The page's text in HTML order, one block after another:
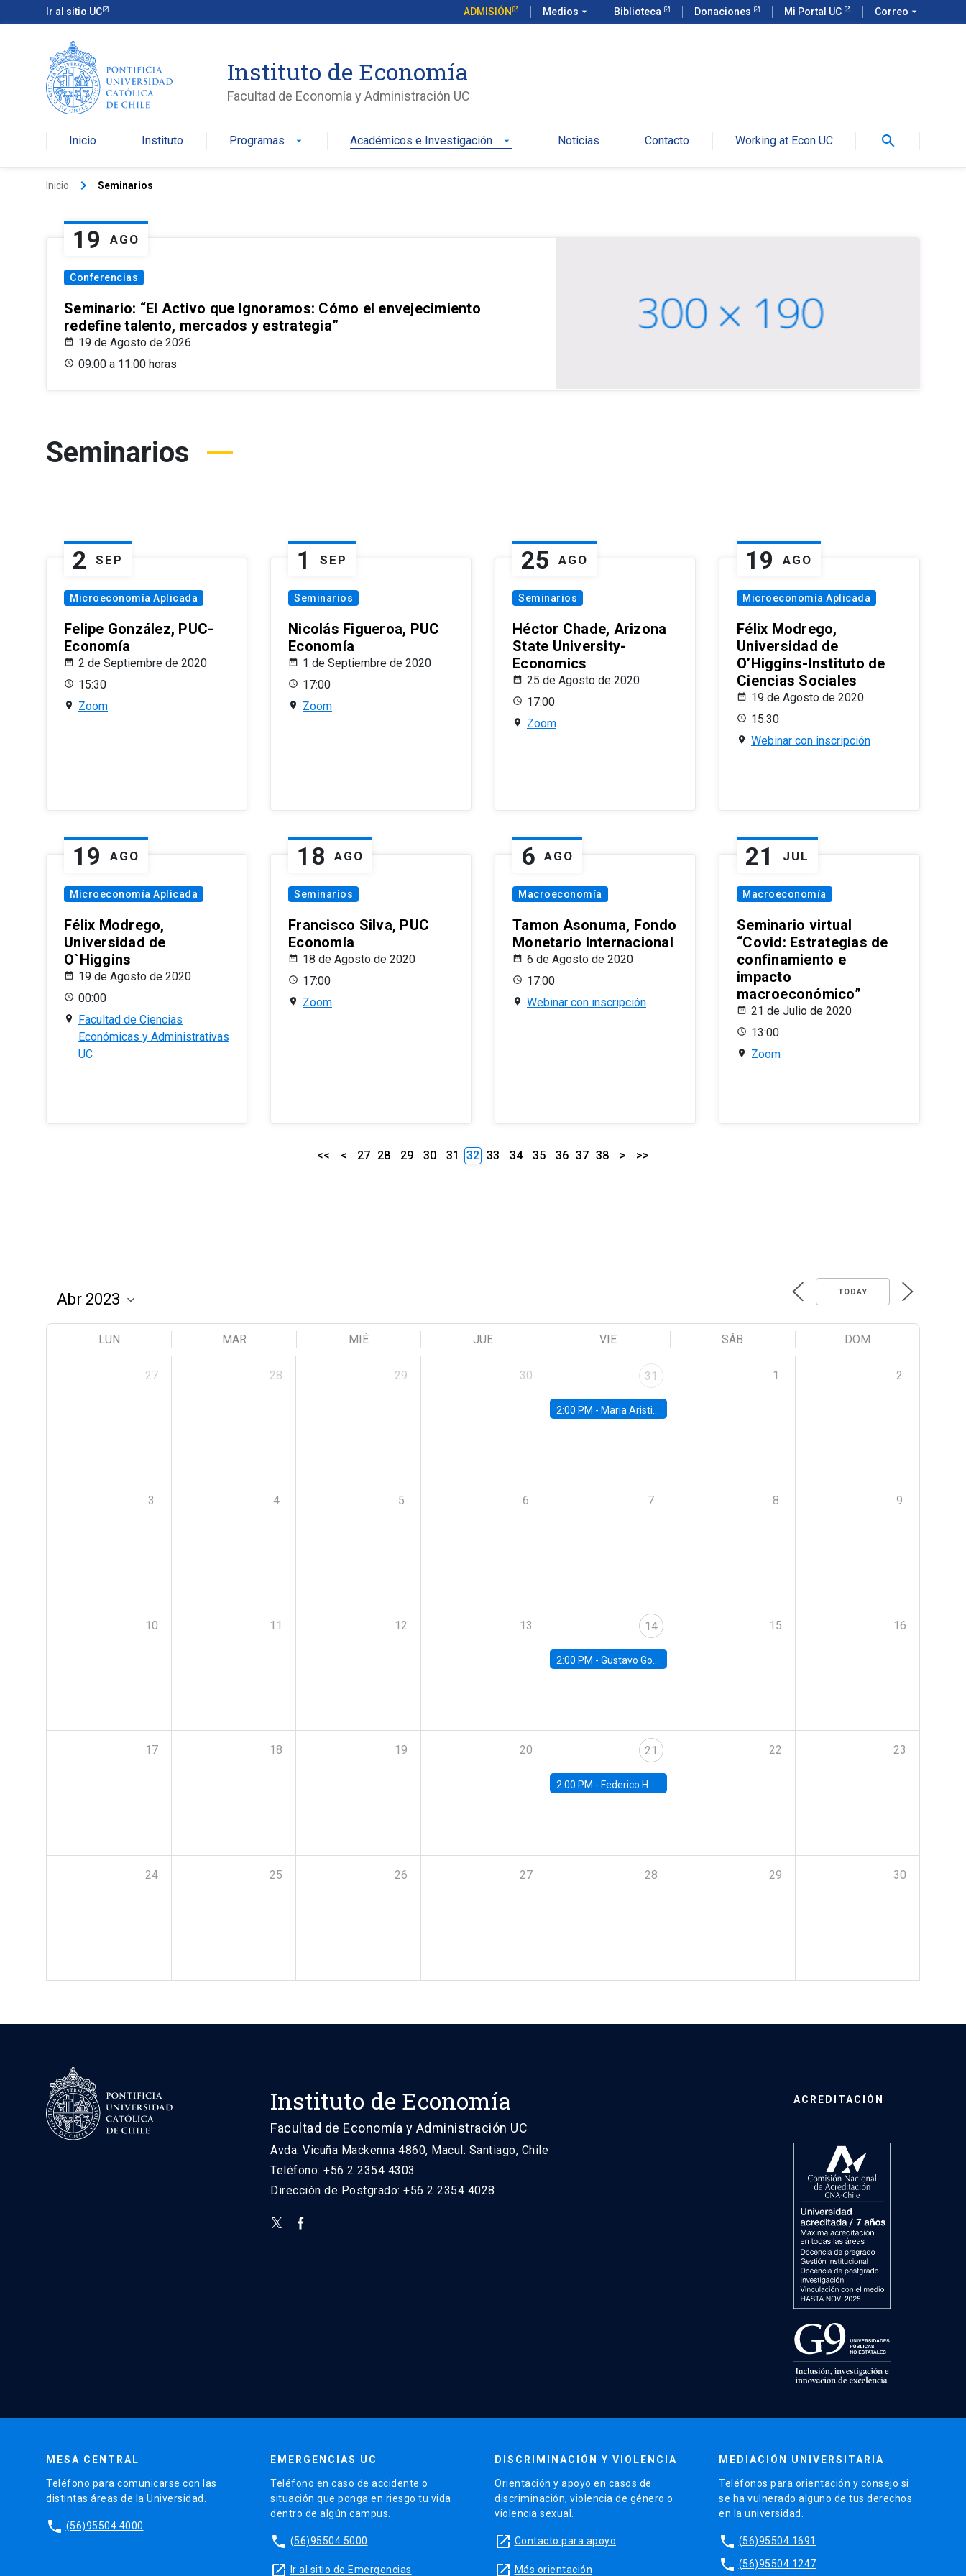
Ir al sitio UC ADMISIÓN Medios arrow_drop_down Biblioteca Donaciones Mi Portal UC Correo arrow_drop_down
Instituto de Economía
Facultad de Economía y Administración UC
Inicio Instituto Programas arrow_drop_down Académicos e Investigación arrow_drop_down Noticias Contacto Working at Econ UC search
Inicio keyboard_arrow_right Seminarios
19 AGO
Conferencias
Seminario: “El Activo que Ignoramos: Cómo el envejecimiento
redefine talento, mercados y estrategia”
19 de Agosto de 2026
09:00 a 11:00 horas
Seminarios
2 SEP
Microeconomía Aplicada
Felipe González, PUC-
Economía
2 de Septiembre de 2020
15:30
Zoom
1 SEP
Seminarios
Nicolás Figueroa, PUC
Economía
1 de Septiembre de 2020
17:00
Zoom
25 AGO
Seminarios
Héctor Chade, Arizona
State University-
Economics
25 de Agosto de 2020
17:00
Zoom
19 AGO
Microeconomía Aplicada
Félix Modrego,
Universidad de
O’Higgins-Instituto de
Ciencias Sociales
19 de Agosto de 2020
15:30
Webinar con inscripción
19 AGO
Microeconomía Aplicada
Félix Modrego,
Universidad de
O`Higgins
19 de Agosto de 2020
00:00
Facultad de Ciencias
Económicas y Administrativas
UC
18 AGO
Seminarios
Francisco Silva, PUC
Economía
18 de Agosto de 2020
17:00
Zoom
6 AGO
Macroeconomía
Tamon Asonuma, Fondo
Monetario Internacional
6 de Agosto de 2020
17:00
Webinar con inscripción
21 JUL
Macroeconomía
Seminario virtual
“Covid: Estrategias de
confinamiento e
impacto
macroeconómico”
21 de Julio de 2020
13:00
Zoom
<< < 27 28 29 30 31 32 33 34 35 36 37 38 > >>
TODAY
LUN MAR MIÉ JUE VIE SÁB DOM
27 28 29 30 31
2:00 PM - Maria Aristizabal-Ramirez, FED Board
1 2
3 4 5 6 7 8 9
10 11 12 13 14
2:00 PM - Gustavo González - Banco Central de Chile
15 16
17 18 19 20 21
2:00 PM - Federico Huneeus - Banco Central de Chile
22 23
24 25 26 27 28 29 30
Instituto de Economía
Facultad de Economía y Administración UC
Avda. Vicuña Mackenna 4860, Macul. Santiago, Chile
Teléfono: +56 2 2354 4303
Dirección de Postgrado: +56 2 2354 4028
ACREDITACIÓN
MESA CENTRAL
Teléfono para comunicarse con las
distintas áreas de la Universidad.
phone (56)95504 4000
EMERGENCIAS UC
Teléfono en caso de accidente o
situación que ponga en riesgo tu vida
dentro de algún campus.
phone (56)95504 5000
launch Ir al sitio de Emergencias
DISCRIMINACIÓN Y VIOLENCIA
Orientación y apoyo en casos de
discriminación, violencia de género o
violencia sexual.
launch Contacto para apoyo
launch Más orientación
MEDIACIÓN UNIVERSITARIA
Teléfonos para orientación y consejo si
se ha vulnerado alguno de tus derechos
en la universidad.
phone (56)95504 1691
phone (56)95504 1247